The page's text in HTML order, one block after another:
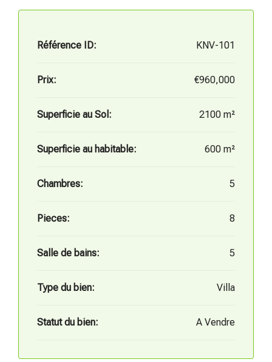
Référence ID: KNV-101
Prix: €960,000
Superficie au Sol: 2100 m²
Superficie au habitable: 600 m²
Chambres: 5
Pieces: 8
Salle de bains: 5
Type du bien: Villa
Statut du bien: A Vendre